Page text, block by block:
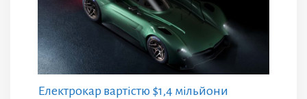
Електрокар вартістю $1,4 мільйони